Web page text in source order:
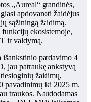
„Aureal“ grandinės,
apdovanoti žaidėjus
sąžiningą žaidimą.
funkcijų ekosistemoje,
ir valdymą.
išankstinio pardavimo 4
jau patraukę ankstyvą
žaidimų,
pavadinimų iki 2025 m.
traukos. Naudodamas